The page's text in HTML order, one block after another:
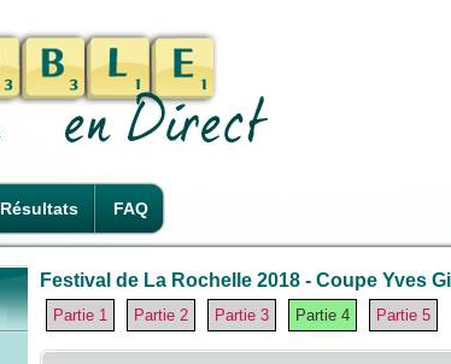
Résultats FAQ
Festival de La Rochelle 2018 - Coupe Yves
Partie 1 Partie 2 Partie 3 Partie 4 Partie 5